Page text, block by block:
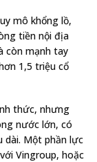
mô khổng lồ,
tiền nội địa
còn mạnh tay
1,5 triệu cổ
thức, nhưng
nước lớn, có
dài. Một phần lực
Vingroup, hoặc